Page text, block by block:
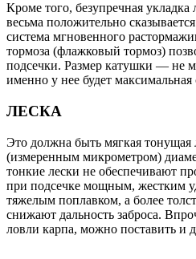
Кроме того, безупречная
весьма положительно
система мгновенного
тормоза (флажковый тормоз)
подсечки. Размер катушки — не
именно у нее будет максимальная
ЛЕСКА
Это должна быть мягкая тонущая
(измеренным микрометром)
тонкие лески не обеспечивают
при подсечке мощным, жестким
тяжелым поплавком, а более
снижают дальность заброса.
ловли карпа, можно поставить и